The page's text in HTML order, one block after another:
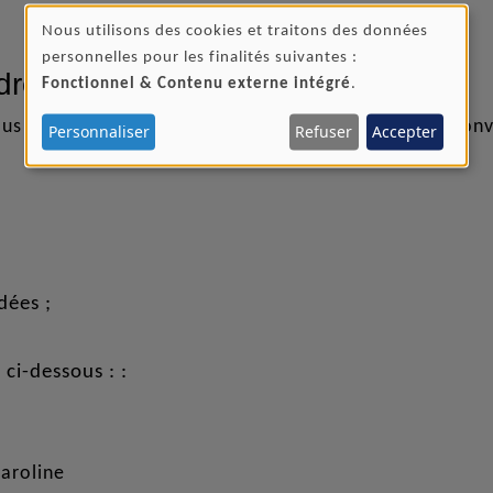
?
devons enregistrer le don périodique dans une
;
dessous : :
UTILISATION
DES
DONNÉES
COOKIES
Nous utilisons des cookies et traitons des données
personnelles pour les finalités suivantes :
Fonctionnel & Contenu externe intégré .
Personnaliser Refuser Accepter